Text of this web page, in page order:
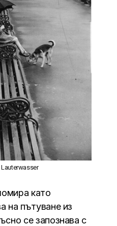
като
на пътуване из
се запознава с